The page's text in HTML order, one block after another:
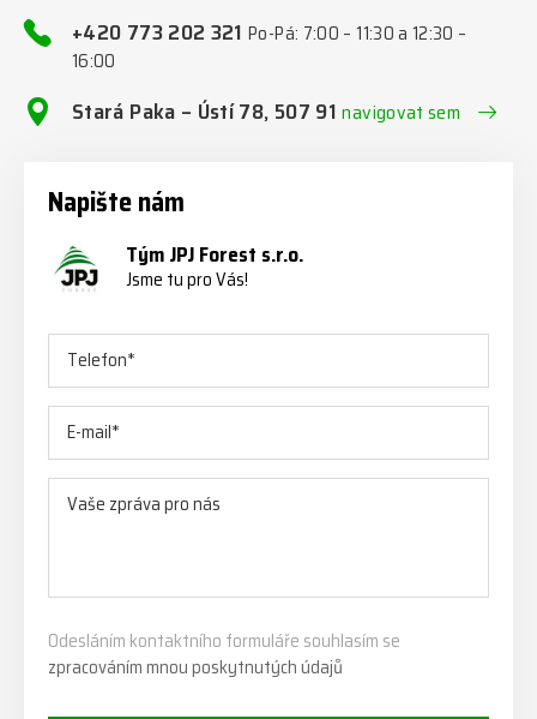
+420 773 202 321Po-Pá: 7:00 – 11:30 a 12:30 –
16:00
Stará Paka – Ústí 78, 507 91navigovat sem
Napište nám
Tým JPJ Forest s.r.o.
Jsme tu pro Vás!
Odesláním kontaktního formuláře souhlasím se
zpracováním mnou poskytnutých údajů